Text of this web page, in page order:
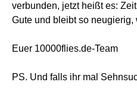
verbunden, jetzt heißt es:
Gute und bleibt so neugierig,
Euer 10000flies.de-Team
PS. Und falls ihr mal